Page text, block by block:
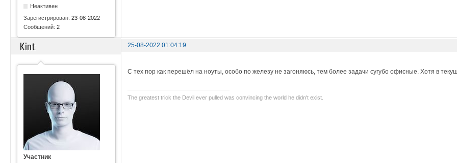
Неактивен
Зарегистрирован:23-08-2022
Сообщений:2
Kint 25-08-2022 01:04:19
Участник
С тех пор как перешёл на ноуты, особо по железу не загоняюсь, тем более задачи сугубо офисные. Хотя в
The greatest trick the Devil ever pulled was convincing the world he didn't exist.